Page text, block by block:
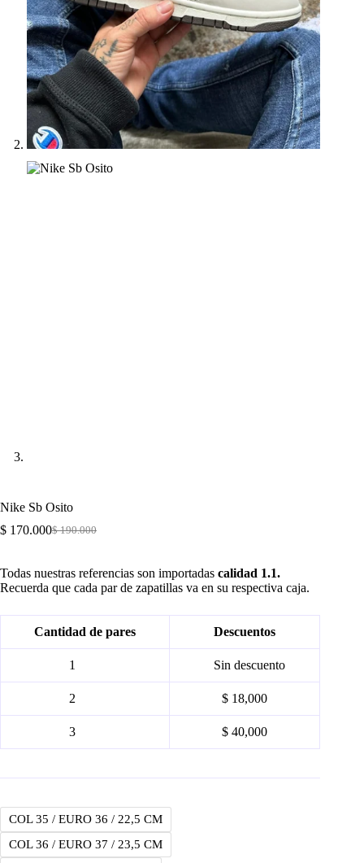
Nike Sb Osito
$190.000
Original
$ 190.000.
$ 170.000Current
$ 170.000.
Todas nuestras referencias son importadas calidad 1.1.
Recuerda que cada par de zapatillas va en su respectiva caja.
Cantidad de pares Descuentos
1 Sin descuento
2 $ 18,000
3 $ 40,000
COL 35 / EURO 36 / 22,5 CM
COL 36 / EURO 37 / 23,5 CM